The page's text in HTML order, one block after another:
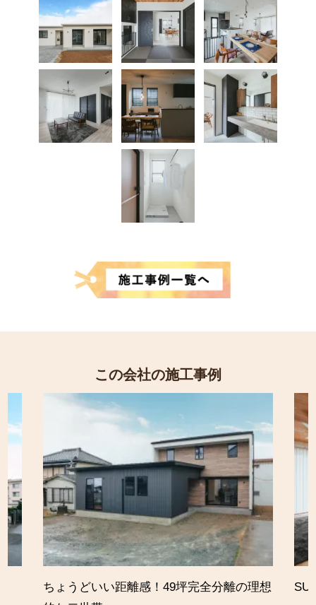
この会社の施工事例
ちょうどいい距離感！49坪完全分離の理想